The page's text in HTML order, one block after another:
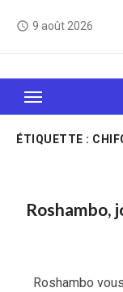
access_time 9 août 2026
Le Web, c'est
sait
ÉTIQUETTE :
Roshambo,
Roshambo